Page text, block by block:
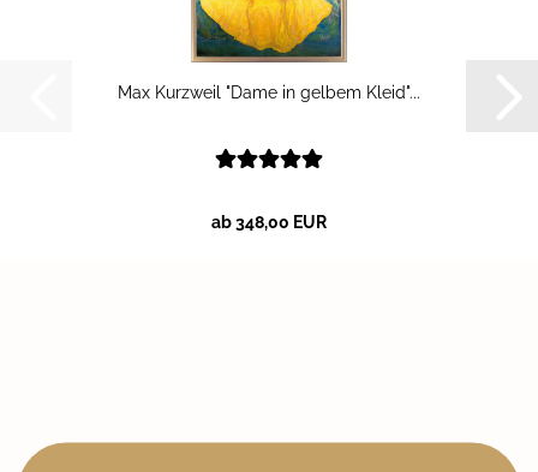
Max Kurz­weil "Dame in gel­bem Kleid"...
ab 348,00 EUR